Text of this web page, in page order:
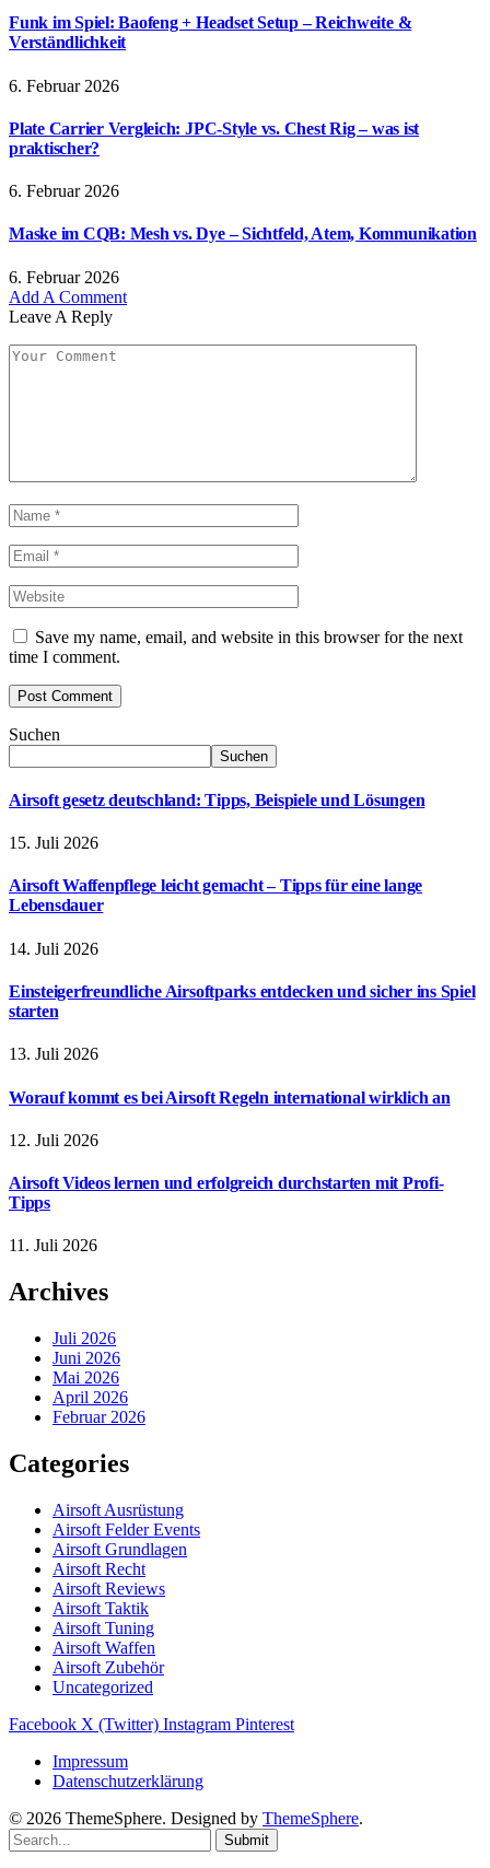
Funk im Spiel: Baofeng + Headset Setup – Reichweite &
Verständlichkeit
6. Februar 2026
Plate Carrier Vergleich: JPC-Style vs. Chest Rig – was ist
praktischer?
6. Februar 2026
Maske im CQB: Mesh vs. Dye – Sichtfeld, Atem, Kommunikation
6. Februar 2026
Add A Comment
Leave A Reply
Save my name, email, and website in this browser for the next
time I comment.
Suchen
Suchen
Airsoft gesetz deutschland: Tipps, Beispiele und Lösungen
15. Juli 2026
Airsoft Waffenpflege leicht gemacht – Tipps für eine lange
Lebensdauer
14. Juli 2026
Einsteigerfreundliche Airsoftparks entdecken und sicher ins Spiel
starten
13. Juli 2026
Worauf kommt es bei Airsoft Regeln international wirklich an
12. Juli 2026
Airsoft Videos lernen und erfolgreich durchstarten mit Profi-
Tipps
11. Juli 2026
Archives
Juli 2026
Juni 2026
Mai 2026
April 2026
Februar 2026
Categories
Airsoft Ausrüstung
Airsoft Felder Events
Airsoft Grundlagen
Airsoft Recht
Airsoft Reviews
Airsoft Taktik
Airsoft Tuning
Airsoft Waffen
Airsoft Zubehör
Uncategorized
Facebook X (Twitter) Instagram Pinterest
Impressum
Datenschutzerklärung
© 2026 ThemeSphere. Designed by ThemeSphere.
Submit